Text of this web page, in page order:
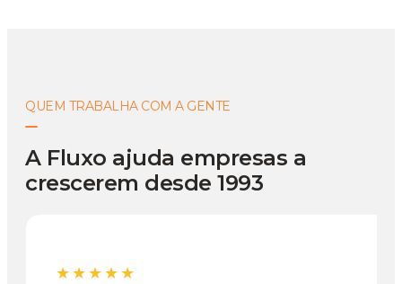
QUEM TRABALHA COM A GENTE
A Fluxo ajuda empresas a
crescerem desde 1993
★★★★★